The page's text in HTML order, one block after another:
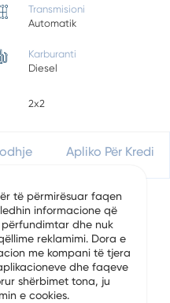
Transmisioni
Automatik
Karburanti
Diesel
2x2
Apliko Për Kredi
2/10/2023
të përmirësuar faqen
informacione që
dhe nuk
reklamimi. Dora e
me kompani të tjera
dhe faqeve
shërbimet tona, ju
e cookies.